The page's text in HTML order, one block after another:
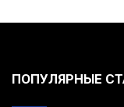
ПОПУЛЯРНЫЕ